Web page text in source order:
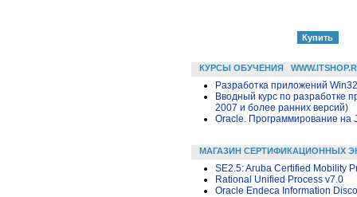
КУРСЫ ОБУЧЕНИЯ
Разработка приложений
Вводный курс по разработке
2007 и более ранних версий)
Oracle. Программирование на
МАГАЗИН СЕРТИФИКАЦИОННЫХ
SE2.5: Aruba Certified Mobility
Rational Unified Process v7.0
Oracle Endeca Information